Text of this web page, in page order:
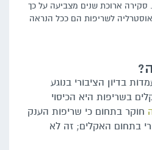
ארוכת שנים מצביעה על כך
לשריפות הם ככל הנראה
בדיון הציבורי בנוגע
בשריפות היא הכיסוי
חוקר בתחום כי שריפות הענק
בתחום האקלים; זה לא